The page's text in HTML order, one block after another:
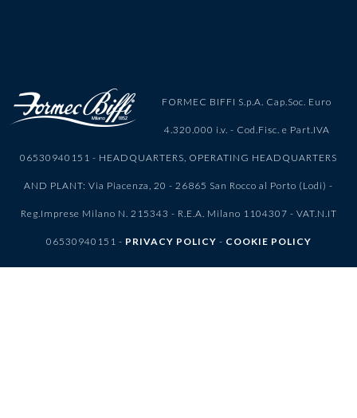
FORMEC BIFFI S.p.A. Cap.Soc. Euro
4.320.000 i.v. - Cod.Fisc. e Part.IVA
06530940151 - HEADQUARTERS, OPERATING HEADQUARTERS
AND PLANT: Via Piacenza, 20 - 26865 San Rocco al Porto (Lodi) -
Reg.Imprese Milano N. 215343 - R.E.A. Milano 1104307 - VAT.N.IT
06530940151 - PRIVACY POLICY - COOKIE POLICY